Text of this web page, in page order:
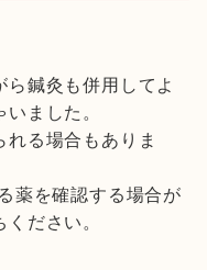
鍼灸も併用してよ
ました。
る場合もありま
薬を確認する場合が
ださい。